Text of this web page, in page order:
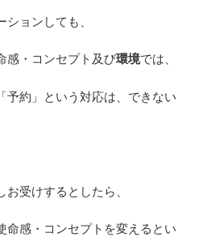
ションしても、
感・コンセプト及び環境では、
予約」という対応は、できない
受けするとしたら、
命感・コンセプトを変えるとい